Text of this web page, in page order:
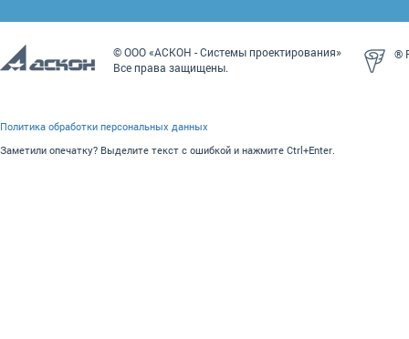
© ООО «АСКОН - Системы проектирования»
Все права защищены.
®
Политика обработки персональных данных
Заметили опечатку? Выделите текст с ошибкой и нажмите Ctrl+Enter.